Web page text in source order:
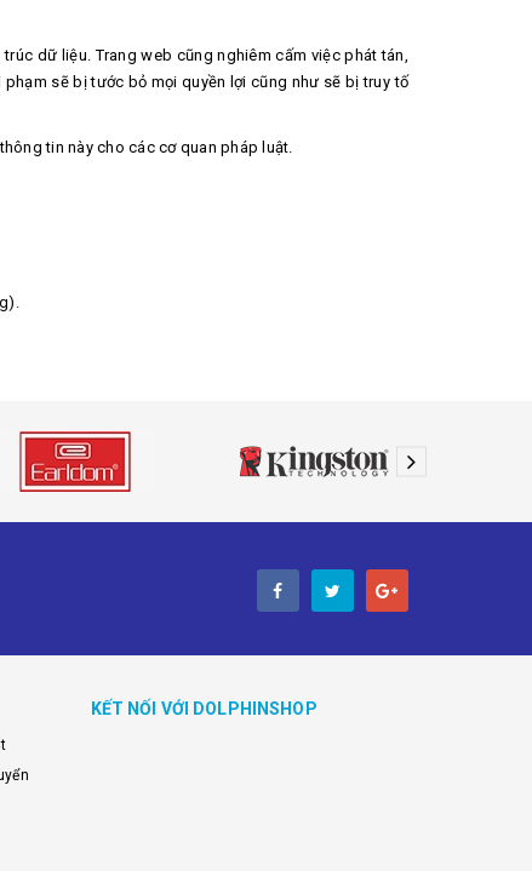
dữ liệu. Trang web cũng nghiêm cấm việc phát tán,
sẽ bị tước bỏ mọi quyền lợi cũng như sẽ bị truy tố
tin này cho các cơ quan pháp luật.
KẾT NỐI VỚI DOLPHINSHOP